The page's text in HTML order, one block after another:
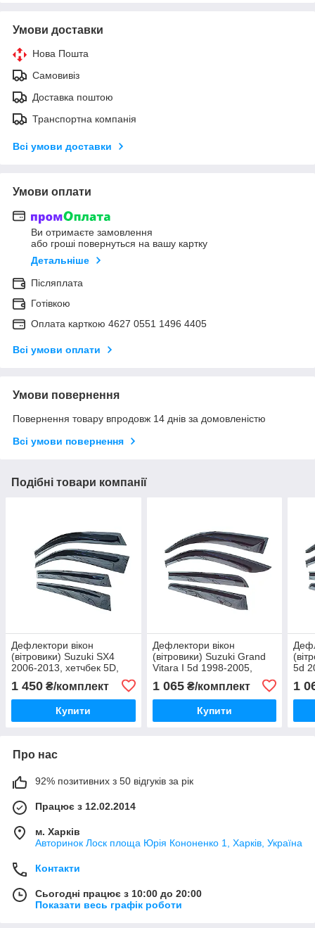
Умови доставки
Нова Пошта
Самовивіз
Доставка поштою
Транспортна компанія
Всі умови доставки
Умови оплати
Ви отримаєте замовлення
або гроші повернуться на вашу картку
Детальніше
Післяплата
Готівкою
Оплата карткою 4627 0551 1496 4405
Всі умови оплати
Умови повернення
Повернення товару впродовж 14 днів за домовленістю
Всі умови повернення
Подібні товари компанії
Дефлектори вікон
(вітровики) Suzuki SX4
2006-2013, хетчбек 5D,
комплект 4 шт., "VL-STAR"
1 450 ₴/комплект
Купити
Дефлектори вікон
(вітровики) Suzuki Grand
Vitara I 5d 1998-2005,
Tuning"
1 065₴/комплект
Купити
5d
1
Про нас
92% позитивних з 50 відгуків за рік
Працює з 12.02.2014
м. Харків
Авторинок Лоск площа Юрія Кононенко 1, Харків, Україна
Контакти
Сьогодні працює з 10:00 до 20:00
Показати весь графік роботи